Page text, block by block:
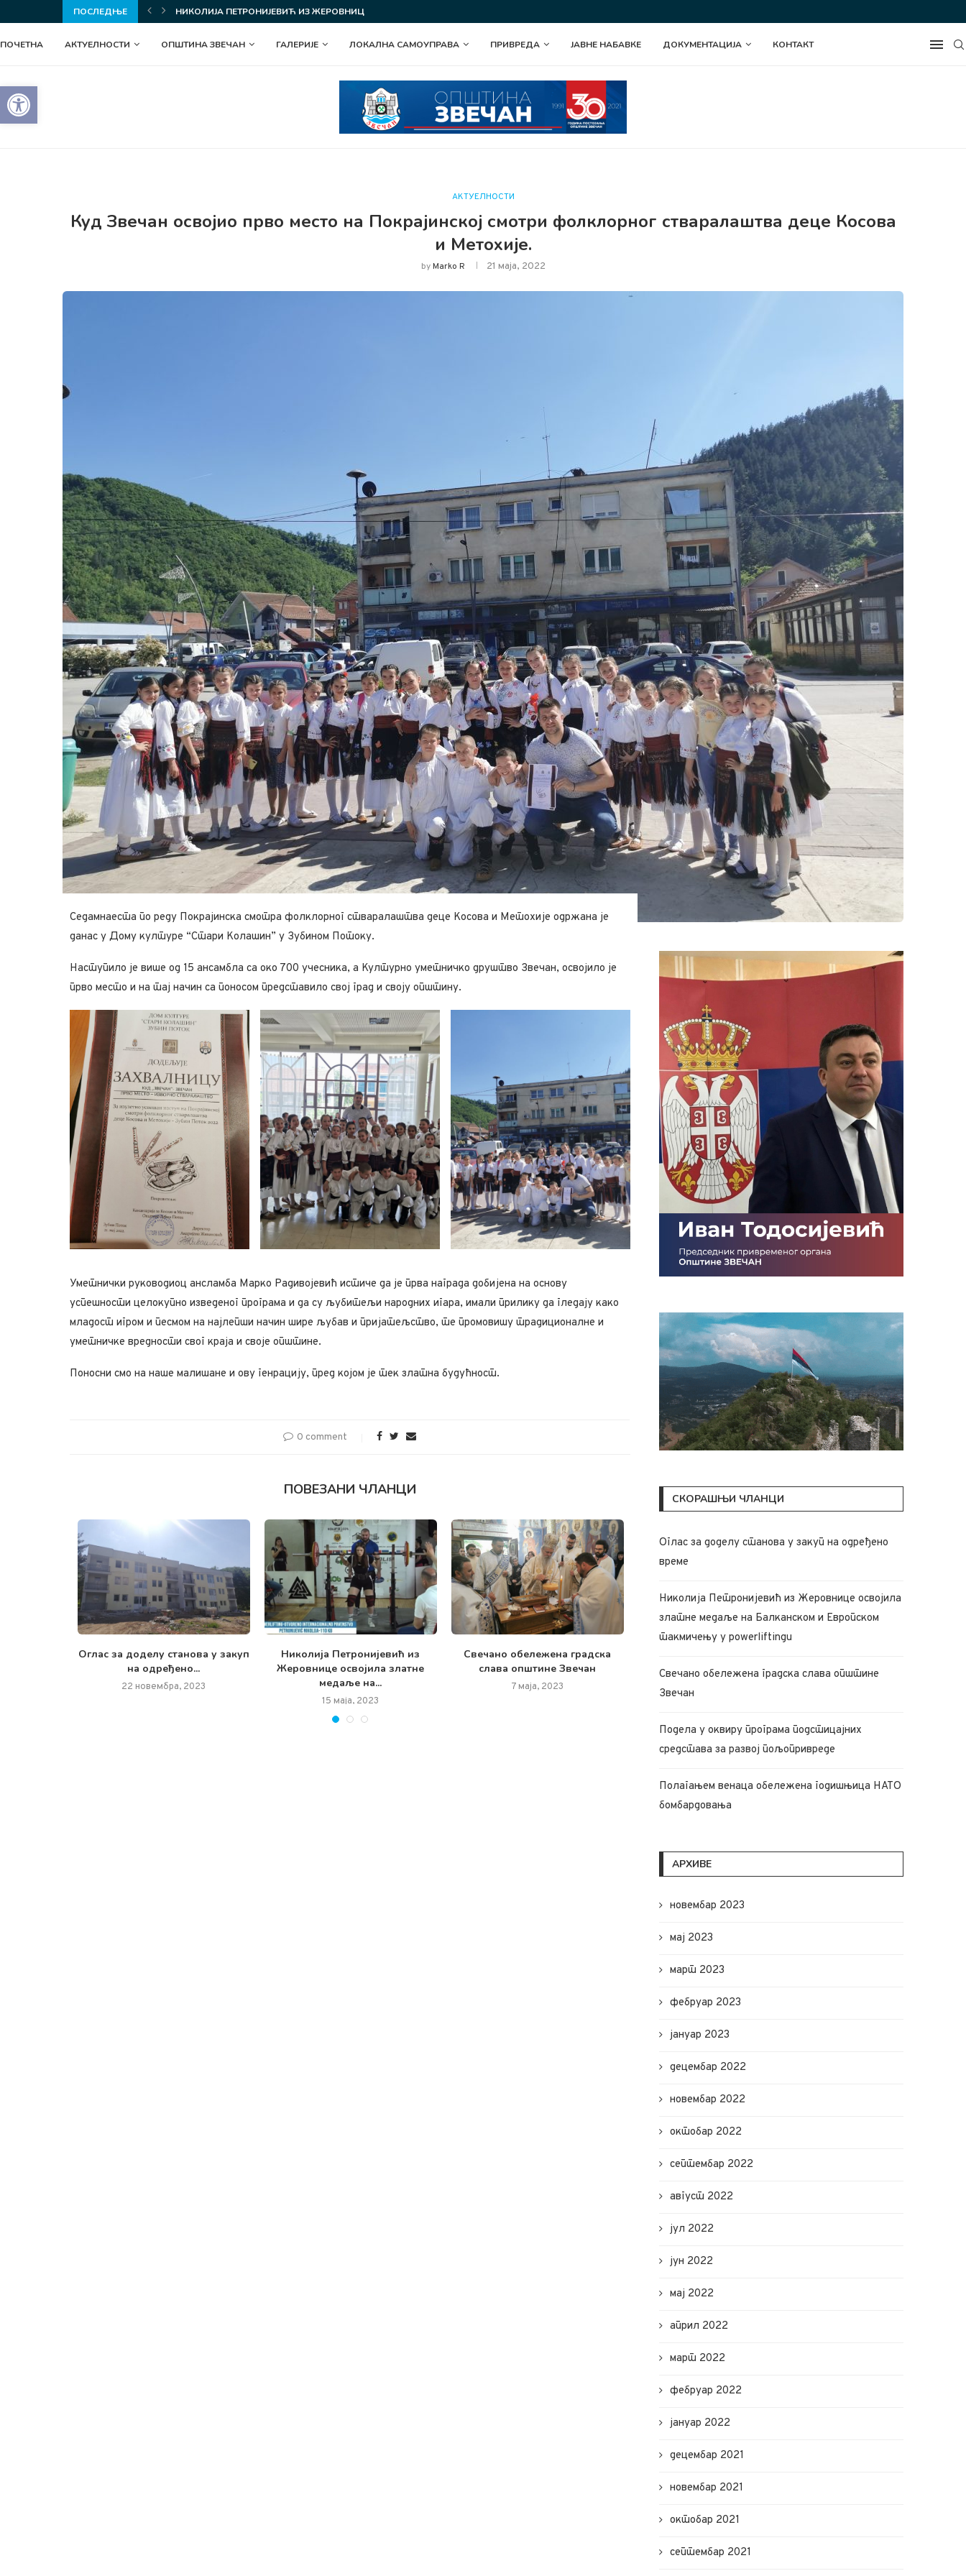
Open toolbar
ПОСЛЕДЊЕ
ЖЕРОВНИЦЕ ОСВОЈИЛА ЗЛАТНЕ МЕДАЉЕ НА...СВЕЧАНО ОБЕЛЕЖЕНА ГРАДСКА СЛАВА ОПШТИНЕ ЗВЕЧАН
ПОЧЕТНА АКТУЕЛНОСТИ ОПШТИНА ЗВЕЧАН ГАЛЕРИЈЕ ЛОКАЛНА САМОУПРАВА ПРИВРЕДА ЈАВНЕ НАБАВКЕ ДОКУМЕНТАЦИЈА КОНТАКТ
АКТУЕЛНОСТИ
Куд Звечан освојио прво место на Покрајинској смотри фолклорног стваралаштва деце Косова
и Метохије.
byMarko R 21 маја, 2022
Седамнаеста по реду Покрајинска смотра фолклорног стваралаштва деце Косова и Метохије одржана је
данас у Дому културе “Стари Колашин” у Зубином Потоку.
Наступило је више од 15 ансамбла са око 700 учесника, а Културно уметничко друштво Звечан, освојило је
прво место и на тај начин са поносом представило свој град и своју општину.
Уметнички руководиоц ансламба Марко Радивојевић истиче да је прва награда добијена на основу
успешности целокупно изведеног програма и да су љубитељи народних игара, имали прилику да гледају како
младост игром и песмом на најлепши начин шире љубав и пријатељство, те промовишу традиционалне и
уметничке вредности свог краја и своје општине.
Поносни смо на наше малишане и ову генрацију, пред којом је тек златна будућност.
0 comment
ПОВЕЗАНИ ЧЛАНЦИ
Oглас за доделу станова у закуп
на одређено...
22 новембра, 2023
Николија Петронијевић из
Жеровнице освојила златне
медаље на...
15 маја, 2023
Свечано обележена градска
слава општине Звечан
7 маја, 2023
подстицајних средстава за
годишњица НАТО
СКОРАШЊИ ЧЛАНЦИ
Oглас за доделу станова у закуп на одређено
време
Николија Петронијевић из Жеровнице освојила
златне медаље на Балканском и Европском
такмичењу у powerliftingu
Свечано обележена градска слава општине
Звечан
Подела у оквиру програма подстицајних
средстава за развој пољопривреде
Полагањем венаца обележена годишњица НАТО
бомбардовања
АРХИВЕ
новембар 2023
мај 2023
март 2023
фебруар 2023
јануар 2023
децембар 2022
новембар 2022
октобар 2022
септембар 2022
август 2022
јул 2022
јун 2022
мај 2022
април 2022
март 2022
фебруар 2022
јануар 2022
децембар 2021
новембар 2021
октобар 2021
септембар 2021